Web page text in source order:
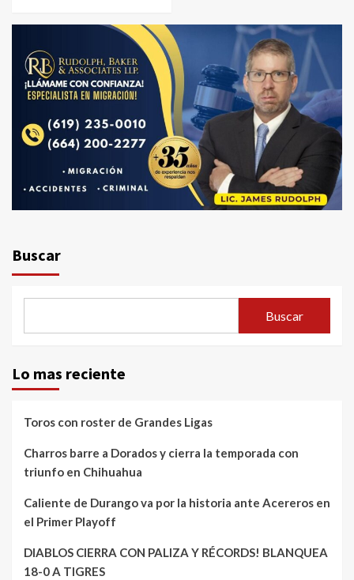
Buscar
Buscar
Lo mas reciente
Toros con roster de Grandes Ligas
Charros barre a Dorados y cierra la temporada con
triunfo en Chihuahua
Caliente de Durango va por la historia ante Acereros en
el Primer Playoff
DIABLOS CIERRA CON PALIZA Y RÉCORDS! BLANQUEA
18-0 A TIGRES